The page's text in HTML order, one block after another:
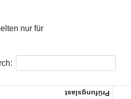
nur für
Prüfungslast